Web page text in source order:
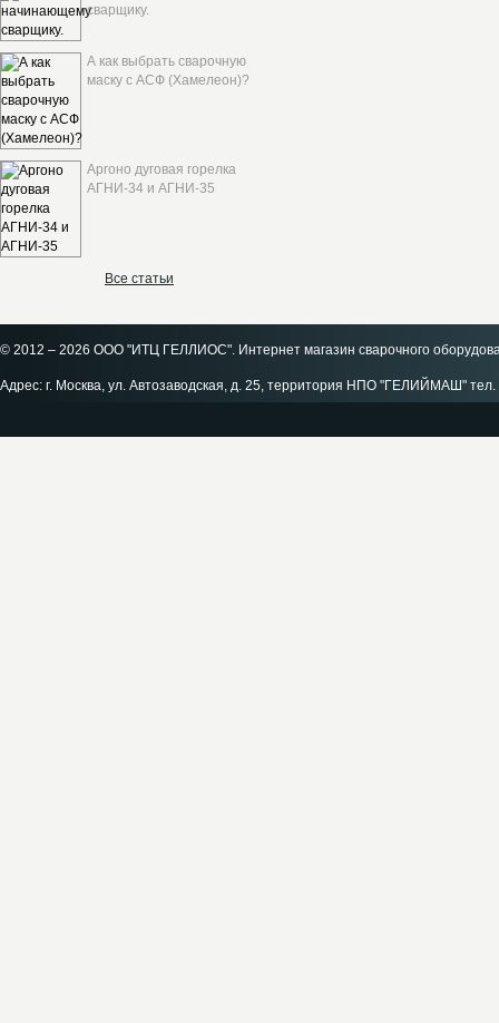
сварщику.
А как выбрать сварочную
маску с АСФ (Хамелеон)?
Аргоно дуговая горелка
АГНИ-34 и АГНИ-35
Все статьи
© 2012 – 2026 ООО "ИТЦ ГЕЛЛИОС". Интернет магазин сварочного
Адрес: г. Москва, ул. Автозаводская, д. 25, территория НПО "ГЕЛИЙМАШ"